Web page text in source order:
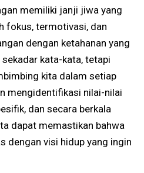
memiliki janji jiwa yang
fokus, termotivasi, dan
dengan ketahanan yang
kata-kata, tetapi
kita dalam setiap
mengidentifikasi nilai-nilai
dan secara berkala
dapat memastikan bahwa
dengan visi hidup yang ingin